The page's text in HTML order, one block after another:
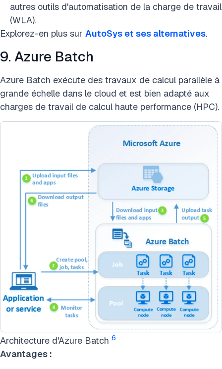
autres outils d'automatisation de la charge de travail
(WLA).
Explorez-en plus sur AutoSys et ses alternatives.
9. Azure Batch
Azure Batch exécute des travaux de calcul parallèle à
grande échelle dans le cloud et est bien adapté aux
charges de travail de calcul haute performance (HPC).
Architecture d'Azure Batch 6
Avantages :